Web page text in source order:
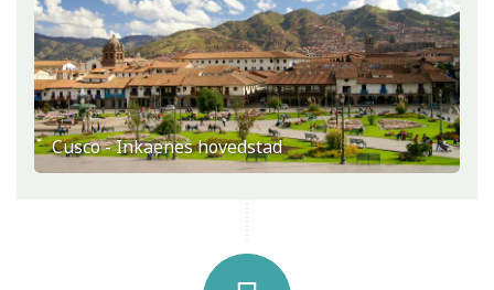
Cusco - Inkaenes hovedstad